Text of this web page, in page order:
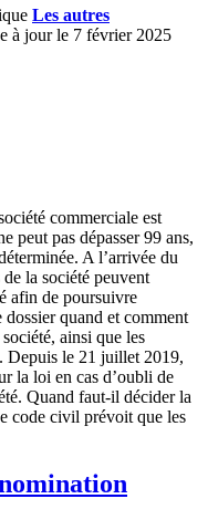
Les autres
à jour le 7 février 2025
commerciale est
peut pas dépasser 99 ans,
A l’arrivée du
de la société peuvent
afin de poursuivre
quand et comment
ainsi que les
Depuis le 21 juillet 2019,
la loi en cas d’oubli de
Quand faut-il décider la
code civil prévoit que les